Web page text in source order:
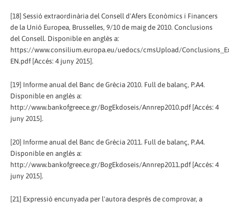
[18] Sessió extraordinària del Consell d'Afers Econòmics i Financers
de la Unió Europea, Brussel·les, 9/10 de maig de 2010. Conclusions
del Consell. Disponible en anglès a:
https://www.consilium.europa.eu/uedocs/cmsUpload/
EN.pdf [Accés: 4 juny 2015].
[19] Informe anual del Banc de Grècia 2010. Full de balanç, P.A4.
Disponible en anglès a:
http://www.bankofgreece.gr/BogEkdoseis/Annrep2010.pdf [Accés: 4
juny 2015].
[20] Informe anual del Banc de Grècia 2011. Full de balanç, P.A4.
Disponible en anglès a:
http://www.bankofgreece.gr/BogEkdoseis/Annrep2011.pdf [Accés: 4
juny 2015].
[21] Expressió encunyada per l'autora després de comprovar, a